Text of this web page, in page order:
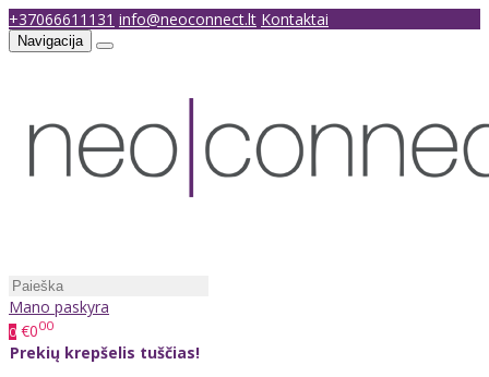
+37066611131 info@neoconnect.lt Kontaktai
Navigacija
Mano paskyra
0 €000
Prekių krepšelis tuščias!